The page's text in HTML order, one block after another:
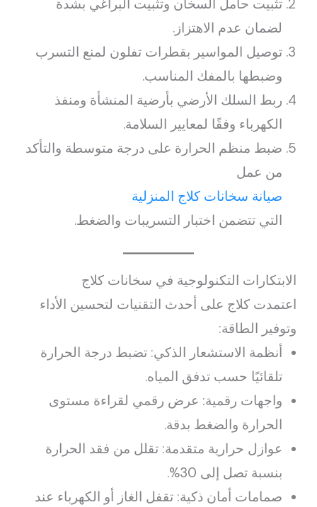
تثبيت حامل السخان وتثبيت البراغي بشدة
لضمان عدم الاهتزاز.
توصيل المواسير بقطرات تفلون لمنع التسرب
وضبطها بالمفك المناسب.
ربط السلك الأرضي بأرضية المنشأة ومنفذ
الكهرباء وفقًا لمعايير السلامة.
ضبط منظم الحرارة على درجة متوسطة والتأكد
من عمل
صيانة سخانات كلاج المنزلية
التي تتضمن اختبار التسريبات والضغط.
الابتكارات التكنولوجية في سخانات كلاج
اعتمدت كلاج على أحدث التقنيات لتحسين الأداء
وتوفير الطاقة:
أنظمة الاستشعار الذكي: تضبط درجة الحرارة
تلقائيًا حسب تدفق المياه.
واجهات رقمية: عرض رقمي لقراءة مستوى
الحرارة والضغط بدقة.
عوازل حرارية متقدمة: تقلل من فقد الحرارة
بنسبة تصل إلى 30%.
صمامات أمان ذكية: تقفل الغاز أو الكهرباء عند